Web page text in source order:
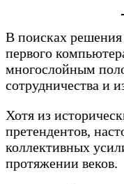
В поисках
первого
многослойным
сотрудничества и
Хотя из
претендентов,
коллективных
протяжении веков.